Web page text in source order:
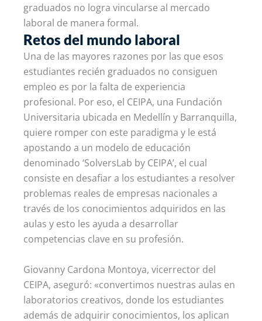
graduados no logra vincularse al mercado
laboral de manera formal.
Retos del mundo laboral
Una de las mayores razones por las que esos
estudiantes recién graduados no consiguen
empleo es por la falta de experiencia
profesional. Por eso, el CEIPA, una Fundación
Universitaria ubicada en Medellín y Barranquilla,
quiere romper con este paradigma y le está
apostando a un modelo de educación
denominado ‘SolversLab by CEIPA’, el cual
consiste en desafiar a los estudiantes a resolver
problemas reales de empresas nacionales a
través de los conocimientos adquiridos en las
aulas y esto les ayuda a desarrollar
competencias clave en su profesión.
Giovanny Cardona Montoya, vicerrector del
CEIPA, aseguró: «convertimos nuestras aulas en
laboratorios creativos, donde los estudiantes
además de adquirir conocimientos, los aplican